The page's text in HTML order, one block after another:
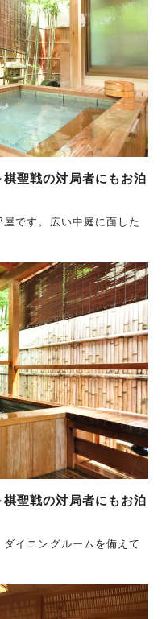
聖戦の対局者にもお泊
です。広い中庭に面した
聖戦の対局者にもお泊
イニングルームを備えて